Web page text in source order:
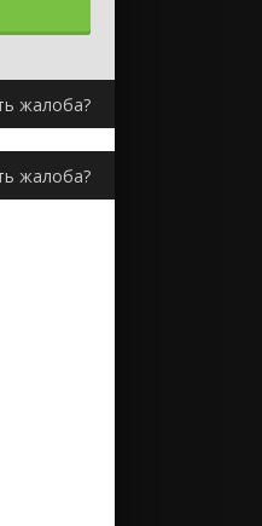
жалоба?
жалоба?